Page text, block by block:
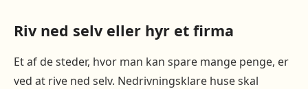
Riv ned selv eller hyr et firma
Et af de steder, hvor man kan spare mange penge, er
ved at rive ned selv. Nedrivningsklare huse skal